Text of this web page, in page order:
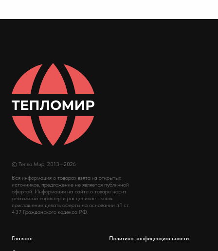
© Тепло Мир, 2013—2026
Вся информация о товарах взята из открытых
источников, предложение не является публичной
офертой. Информация на сайте о товаре носит
рекламный характер и расценивается как
приглашение делать оферты на основании п.1 ст.
437 Гражданского кодекса РФ.
Главная Политика конфиденциальности